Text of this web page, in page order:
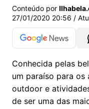
Conteúdo por
27/01/2020 20:56 /
Conhecida pelas
um paraíso para
outdoor e
de ser uma das